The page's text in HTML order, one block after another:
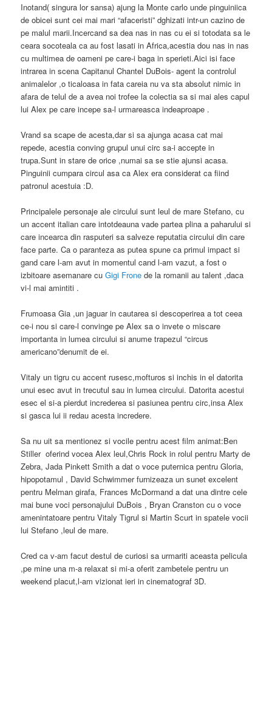
Inotand( singura lor sansa) ajung la Monte carlo unde pinguiniica
de obicei sunt cei mai mari “afaceristi” dghizati intr-un cazino de
pe malul marii.Incercand sa dea nas in nas cu ei si totodata sa le
ceara socoteala ca au fost lasati in Africa,acestia dou nas in nas
cu multimea de oameni pe care-i baga in sperieti.Aici isi face
intrarea in scena Capitanul Chantel DuBois- agent la controlul
animalelor ,o ticaloasa in fata careia nu va sta absolut nimic in
afara de telul de a avea noi trofee la colectia sa si mai ales capul
lui Alex pe care incepe sa-l urmareasca indeaproape .
Vrand sa scape de acesta,dar si sa ajunga acasa cat mai
repede, acestia conving grupul unui circ sa-i accepte in
trupa.Sunt in stare de orice ,numai sa se stie ajunsi acasa.
Pinguinii cumpara circul asa ca Alex era considerat ca fiind
patronul acestuia :D.
Principalele personaje ale circului sunt leul de mare Stefano, cu
un accent italian care intotdeauna vade partea plina a paharului si
care incearca din rasputeri sa salveze reputatia circului din care
face parte. Ca o paranteza as putea spune ca primul impact si
gand care l-am avut in momentul cand l-am vazut, a fost o
izbitoare asemanare cuGigi Frone de la romanii au talent ,daca
vi-l mai amintiti .
Frumoasa Gia ,un jaguar in cautarea si descoperirea a tot ceea
ce-i nou si care-l convinge pe Alex sa o invete o miscare
importanta in lumea circului si anume trapezul “circus
americano”denumit de ei.
Vitaly un tigru cu accent rusesc,mofturos si inchis in el datorita
unui esec avut in trecutul sau in lumea circului. Datorita acestui
esec el si-a pierdut increderea si pasiunea pentru circ,insa Alex
si gasca lui ii redau acesta incredere.
Sa nu uit sa mentionez si vocile pentru acest film animat:Ben
Stiller oferind vocea Alex leul,Chris Rock in rolul pentru Marty de
Zebra, Jada Pinkett Smith a dat o voce puternica pentru Gloria,
hipopotamul , David Schwimmer furnizeaza un sunet excelent
pentru Melman girafa, Frances McDormand a dat una dintre cele
mai bune voci personajului DuBois , Bryan Cranston cu o voce
amenintatoare pentru Vitaly Tigrul si Martin Scurt in spatele vocii
lui Stefano ,leul de mare.
Cred ca v-am facut destul de curiosi sa urmariti aceasta pelicula
,pe mine una m-a relaxat si mi-a oferit zambetele pentru un
weekend placut,l-am vizionat ieri in cinematograf 3D.